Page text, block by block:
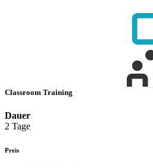
Classroom Training
Dauer
2 Tage
Preis